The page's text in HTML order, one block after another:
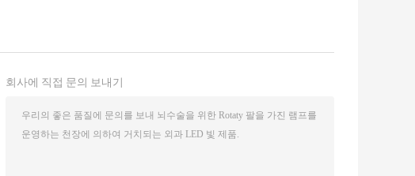
회사에 직접 문의 보내기